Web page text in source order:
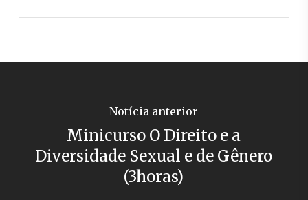
Notícia anterior
Minicurso O Direito e a
Diversidade Sexual e de Gênero
(3horas)